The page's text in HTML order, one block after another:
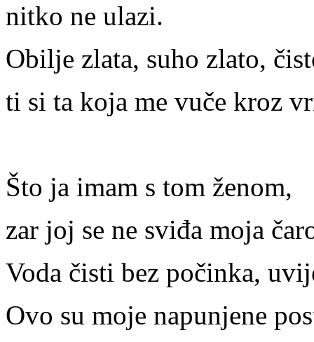
nitko ne ulazi.
Obilje zlata, suho zlato,
ti si ta koja me vuče kroz
Što ja imam s tom ženom,
zar joj se ne sviđa moja
Voda čisti bez počinka,
Ovo su moje napunjene